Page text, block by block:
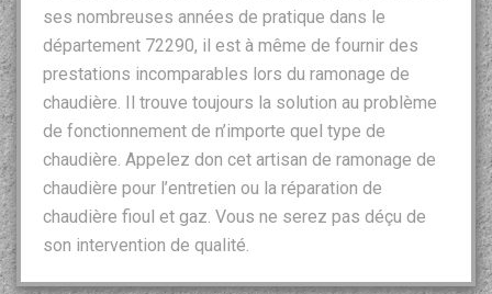
ses nombreuses années de pratique dans le
département 72290, il est à même de fournir des
prestations incomparables lors du ramonage de
chaudière. Il trouve toujours la solution au problème
de fonctionnement de n’importe quel type de
chaudière. Appelez don cet artisan de ramonage de
chaudière pour l’entretien ou la réparation de
chaudière fioul et gaz. Vous ne serez pas déçu de
son intervention de qualité.